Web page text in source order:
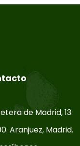
de Madrid, 13
Aranjuez, Madrid.